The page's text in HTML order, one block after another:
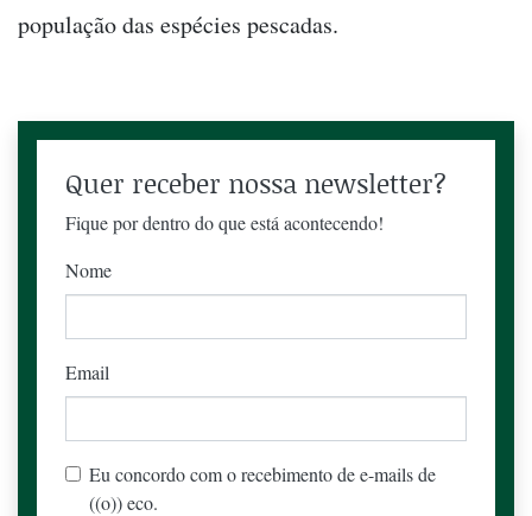
população das espécies pescadas.
Quer receber nossa newsletter?
Fique por dentro do que está acontecendo!
Nome
Email
Eu concordo com o recebimento de e-mails de
((o)) eco.